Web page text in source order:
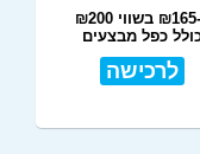
כפל מבצעים
לרכישה